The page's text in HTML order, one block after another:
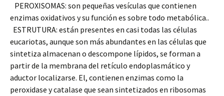
PEROXISOMAS: son pequeñas vesículas que contienen
enzimas oxidativos y su función es sobre todo metabólica..
ESTRUTURA: están presentes en casi todas las células
eucariotas, aunque son más abundantes en las células que
sintetiza almacenan o descompone lípidos, se forman a
partir de la membrana del retículo endoplasmático y
aductor localizarse. El, contienen enzimas como la
peroxidase y catalase que sean sintetizados en ribosomas